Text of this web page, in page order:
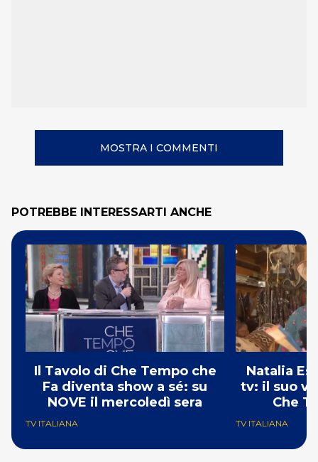
MOSTRA I COMMENTI
POTREBBE INTERESSARTI ANCHE
Il Tavolo di Che Tempo che
Fa diventa show a sé: su
NOVE il mercoledì sera
TV ITALIANA
Natalia
tv: il suo
Che
TV ITALIANA